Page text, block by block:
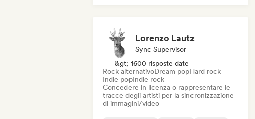
Lorenzo Lautz
Sync Supervisor
&gt; 1600 risposte date
Rock alternativoDream popHard rock
Indie popIndie rock
Concedere in licenza o rappresentare le
tracce degli artisti per la sincronizzazione
di immagini/video